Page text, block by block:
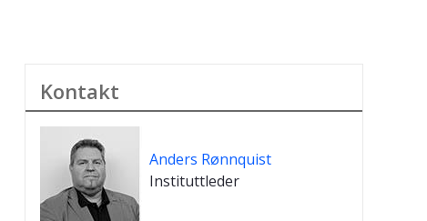
Kontakt
Anders Rønnquist
Instituttleder